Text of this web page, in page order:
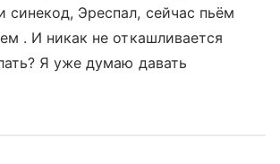
синекод, Эреспал, сейчас пьём
. И никак не откашливается
Я уже думаю давать